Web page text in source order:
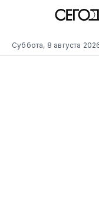
Суббота, 8 августа